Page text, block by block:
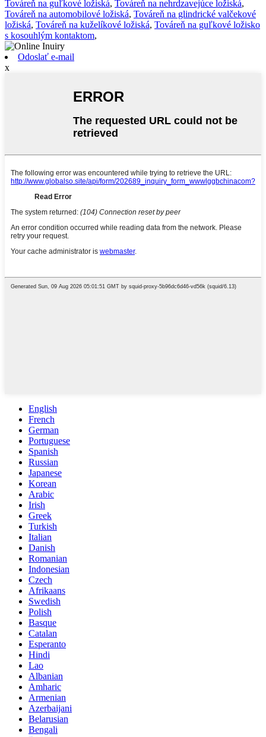
Továreň na guľkové ložiská, Továreň na nehrdzavejúce ložiská,
Továreň na automobilové ložiská, Továreň na glindrické valčekové
ložiská, Továreň na kuželíkové ložiská, Továreň na guľkové ložisko
s kosouhlým kontaktom,
Odoslať e-mail
x
English
French
German
Portuguese
Spanish
Russian
Japanese
Korean
Arabic
Irish
Greek
Turkish
Italian
Danish
Romanian
Indonesian
Czech
Afrikaans
Swedish
Polish
Basque
Catalan
Esperanto
Hindi
Lao
Albanian
Amharic
Armenian
Azerbaijani
Belarusian
Bengali